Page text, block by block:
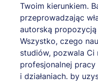
Twoim kierunkiem.
przeprowadzając
autorską
Wszystko, czego
studiów, pozwala Ci
profesjonalnej
i działaniach. by